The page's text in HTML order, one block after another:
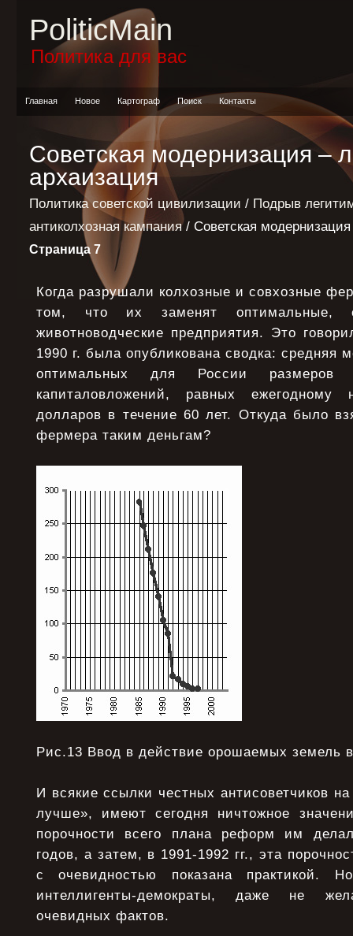
PoliticMain
Политика для вас
Главная Новое Картограф Поиск Контакты
Советская модернизация –
архаизация
Политика советской цивилизации / Подрыв
антиколхозная кампания/ Советская
Страница 7
Когда разрушали колхозные и совхозные
том, что их заменят оптимальные,
животноводческие предприятия. Это
1990 г. была опубликована сводка: средняя
оптимальных для России размеров
капиталовложений, равных
долларов в течение 60 лет. Откуда было
фермера таким деньгам?
Рис.13 Ввод в действие орошаемых земель
И всякие ссылки честных антисоветчиков
лучше», имеют сегодня ничтожное
порочности всего плана реформ им
годов, а затем, в 1991-1992 гг., эта
с очевидностью показана практикой.
интеллигенты-демократы, даже не
очевидных фактов.